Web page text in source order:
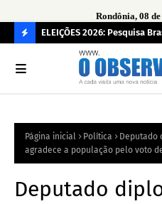
Rondônia, 08
O
R
mais
ELEIÇÕES 2026: Pesquisa
disputa pelo Governo de
Página inicial Política
Deputado
agradece a população pelo voto
Deputado